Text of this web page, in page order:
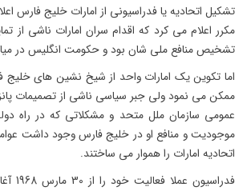
تشکیل اتحادیه یا فدراسیونی از امارات خلیج فارس
مکرر اعلام می کرد که اقدام سران امارات ناشی از
تشخیص منافع ملی شان بود و حکومت انگلیس در
اما تکوین یک امارات واحد از شیخ نشین های خلیج
ممکن می نمود ولی جبر سیاسی ناشی از تصمیمات
عمومی سازمان ملل متحد و مشکلاتی که در راه
موجودیت و منافع او در خلیج فارس وجود داشت
اتحادیه امارات را هموار می ساختند.